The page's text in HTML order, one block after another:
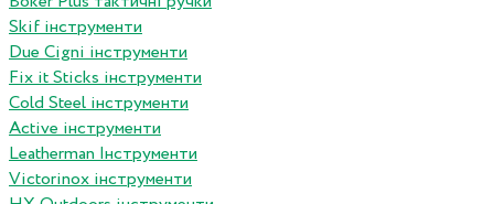
Skif інструменти
Due Cigni інструменти
Fix it Sticks інструменти
Сold Steel інструменти
Active інструменти
Leatherman Інструменти
Victorinox інструменти